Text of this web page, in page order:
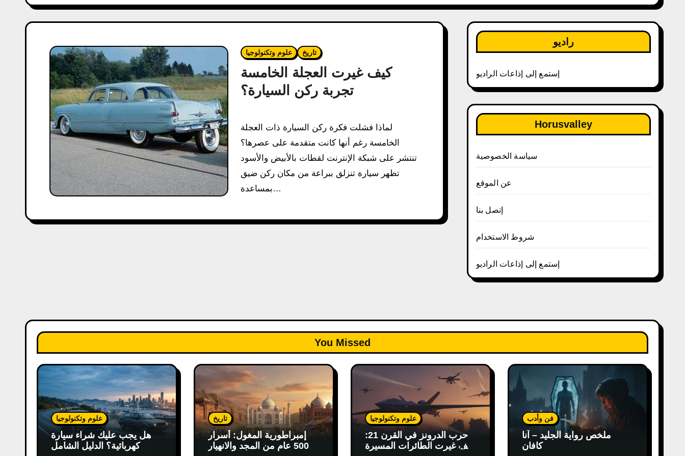
علوم وتكنولوجيا تاريخ
كيف غيرت العجلة الخامسة
تجربة ركن السيارة؟
لماذا فشلت فكرة ركن السيارة ذات العجلة
الخامسة رغم أنها كانت متقدمة على عصرها؟
تنتشر على شبكة الإنترنت لقطات بالأبيض والأسود
تظهر سيارة تنزلق ببراعة من مكان ركن ضيق
بمساعدة…
راديو
إستمع إلى إذاعات الراديو
Horusvalley
سياسة الخصوصية
عن الموقع
إتصل بنا
شروط الاستخدام
إستمع إلى إذاعات الراديو
You Missed
علوم وتكنولوجيا
هل يجب عليك شراء سيارة
كهربائية؟ الدليل الشامل
تاريخ
إمبراطورية المغول: أسرار
500 عام من المجد والانهيار
علوم وتكنولوجيا
حرب الدرونز في القرن 21:
كيف غيرت الطائرات المسيرة
فن وأدب
ملخص رواية الجليد – آنا
كافان